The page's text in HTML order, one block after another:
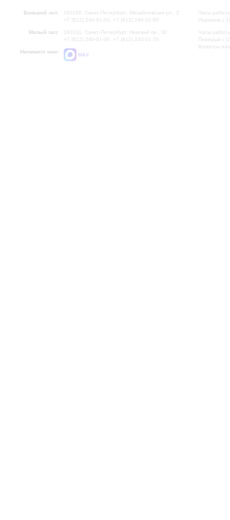
Большой зал:
191186, Санкт-Петербург, Михайловская ул., 2
+7 (812) 240-01-00, +7 (812) 240-01-80
Малый зал:
191011, Санкт-Петербург, Невский пр., 30
+7 (812) 240-01-00, +7 (812) 240-01-70
Напишите нам:
MAX
Часы
Перерыв с
Часы
Перерыв с
Вопросы